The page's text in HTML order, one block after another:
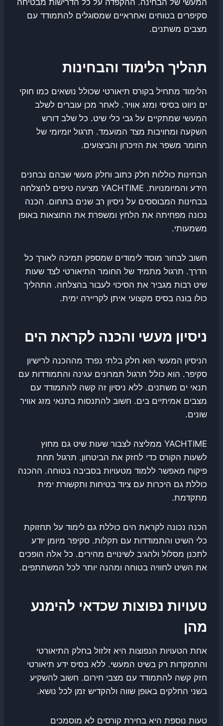
סקיפרים בטוחים ואחראיים שמסוגלים להתמודד עם
מצבים משתנים.
תהליך הלימוד והבחינות
הלימוד מתחיל בקורס תיאורטי שכולל נושאים כמו חוקי
ים ניווט בסיסי ומזג אוויר. לאחר מכן עוברים לשלב
המעשי שמתקיים על גבי כלי שיט. כל שלב דורש
השקעה ומחויבות מצד המועמד. תרגול יומיומי של
החומר משפר את הזיכרון והביצועים.
הבחינות כוללות חלק כתוב וחלק מעשי שבהם נבחנים
הידע והמיומנויות. YACHTIME מציעה טיפים להצלחה
בבחינות המבוססים על ניסיון רב שנים בתחום. הכנה
נכונה מפחיתה את הלחץ ומשפרת את התוצאות באופן
משמעותי.
חשוב לבחור מוסד לימודים שמספק תמיכה לאורך כל
הדרך. תרגול מתמיד של החומר התיאורטי לצד שעות
שיט רבות מגביר את הסיכוי לעבור בהצלחה. התהליך
כולו בונה בסיס מקצועי איתן לקריירה ימית.
ניסיון מעשי והכנה לקראת הים
הניסיון המעשי הוא חלק בלתי נפרד מההכנה לרישיון
סקיפר. הוא כולל תרגול תמרונים עגינה והתמודדות עם
תנאי ים משתנים. ללא ניסיון זה קשה להתמודד עם
מצבים אמיתיים בים. חשוב להתנסות בתנאי מזג אוויר
שונים.
YACHTIME ממליצה לצבור שעות שיט גם מחוץ
לשעות הקורס כדי לחזק את הביטחון. תרגול תחת
פיקוח מאפשר ללמוד מטעויות בסביבה בטוחה. ההכנה
כוללת גם היכרות עם ציוד בטיחות ותקשורת ימית
מתקדמת.
הכנה נכונה לקראת הים כוללת גם לימוד על תחזוקת
כלי השיט והתמודדות עם תקלות. סקיפר מיומן יודע
לתכנן מסלול ולהגיב לשינויים מהירים. כל אלה הופכים
את השיט לחוויה בטוחה ומהנה יותר לכל המשתתפים.
טעויות נפוצות שכדאי להימנע
מהן
אחת הטעויות הנפוצות היא זלזול בחלק התיאורטי
והתמקדות רק בשיט המעשי. ללא בסיס ידע תיאורטי
חזק קשה להתמודד עם מצבי חירום. חשוב להשקיע
בשני החלקים באופן שווה ולהקדיש זמן לכל נושא.
טעות נוספת היא בחירת קורסים לא מוסמכים